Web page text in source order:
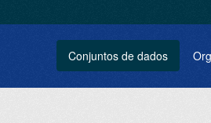
Conjuntos de dados